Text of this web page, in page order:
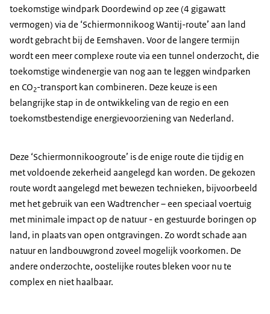
toekomstige windpark Doordewind op zee (4 gigawatt
vermogen) via de ‘Schiermonnikoog Wantij-route’ aan land
wordt gebracht bij de Eemshaven. Voor de langere termijn
wordt een meer complexe route via een tunnel onderzocht, die
toekomstige windenergie van nog aan te leggen windparken
en CO2-transport kan combineren. Deze keuze is een
belangrijke stap in de ontwikkeling van de regio en een
toekomstbestendige energievoorziening van Nederland.
Deze ‘Schiermonnikoogroute’ is de enige route die tijdig en
met voldoende zekerheid aangelegd kan worden. De gekozen
route wordt aangelegd met bewezen technieken, bijvoorbeeld
met het gebruik van een Wadtrencher – een speciaal voertuig
met minimale impact op de natuur - en gestuurde boringen op
land, in plaats van open ontgravingen. Zo wordt schade aan
natuur en landbouwgrond zoveel mogelijk voorkomen. De
andere onderzochte, oostelijke routes bleken voor nu te
complex en niet haalbaar.